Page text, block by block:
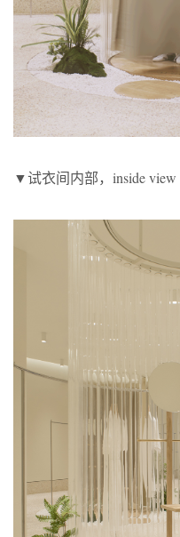
▼试衣间内部，inside view